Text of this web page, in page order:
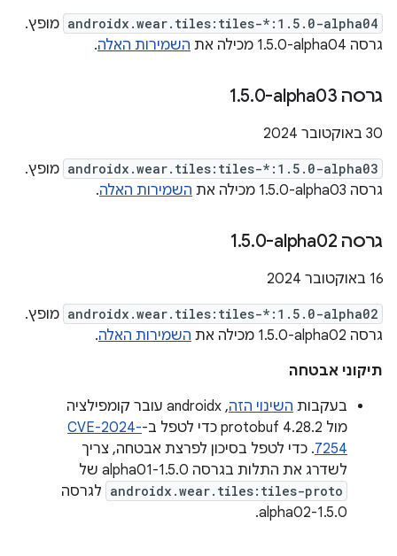
androidx.wear.tiles:tiles-*:1.5.0-alpha04 מופץ.
גרסה ‎1.5.0-alpha04 מכילה את
השמירות האלה.
גרסה ‎1 .5.0-alpha03
‫30 באוקטובר 2024
androidx.wear.tiles:tiles-*:1.5.0-alpha03 מופץ.
גרסה ‎1.5.0-alpha03 מכילה את
השמירות האלה.
גרסה ‎1 .5.0-alpha02
‫16 באוקטובר 2024
androidx.wear.tiles:tiles-*:1.5.0-alpha02 מופץ.
גרסה ‎1.5.0-alpha02 מכילה את
השמירות האלה.
תיקוני אבטחה
בעקבות השינוי הזה
, androidx עובר קומפילציה
מול protobuf 4.28.2 כדי לטפל ב-
CVE-2024-
7254. כדי לטפל בסיכון לפרצת אבטחה, צריך
לשדרג את התלות בגרסה 1.5.0-alpha01 של
androidx.wear.tiles:tiles-proto לגרסה
1.5.0-alpha02.